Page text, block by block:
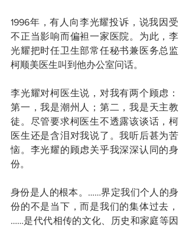
1996年，有人向李光耀投诉，说我因受
不正当影响而偏袒一家医院。为此，李
光耀把时任卫生部常任秘书兼医务总监
柯顺美医生叫到他办公室问话。
李光耀对柯医生说，对我有两个顾虑：
第一，我是潮州人；第二，我是天主教
徒。尽管要求柯医生不透露该谈话，柯
医生还是含泪对我说了。我听后甚为苦
恼。李光耀的顾虑关乎我深深认同的身
份。
身份是人的根本。……界定我们个人的身
份的不是当下，而是我们的集体过去，
……是代代相传的文化、历史和家庭等因